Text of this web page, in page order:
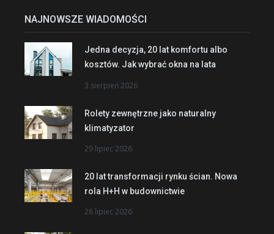
NAJNOWSZE WIADOMOŚCI
Jedna decyzja, 20 lat komfortu albo
kosztów. Jak wybrać okna na lata
3 sierpień 2026
Rolety zewnętrzne jako naturalny
klimatyzator
29 lipiec 2026
20 lat transformacji rynku ścian. Nowa
rola H+H w budownictwie
28 lipiec 2026